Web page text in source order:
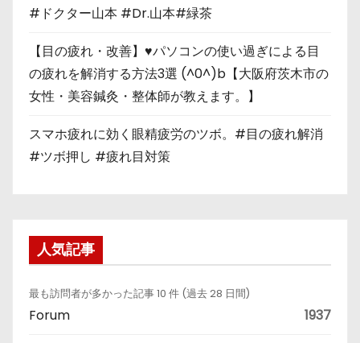
#ドクター山本 #Dr.山本#緑茶
【目の疲れ・改善】♥パソコンの使い過ぎによる目
の疲れを解消する方法3選 (^0^)b【大阪府茨木市の
女性・美容鍼灸・整体師が教えます。】
スマホ疲れに効く眼精疲労のツボ。#目の疲れ解消
#ツボ押し #疲れ目対策
人気記事
最も訪問者が多かった記事 10 件 (過去 28 日間)
Forum 1937